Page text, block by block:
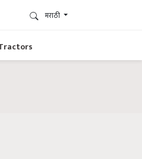
मराठी